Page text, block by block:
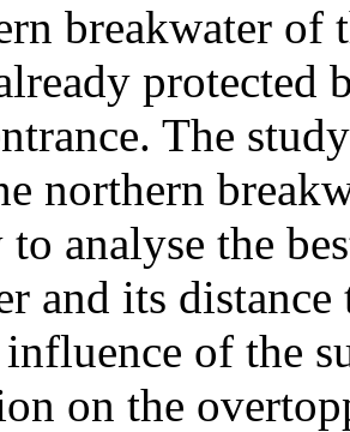
breakwater of
protected
The
northern
to analyse the
and its
of the
on the